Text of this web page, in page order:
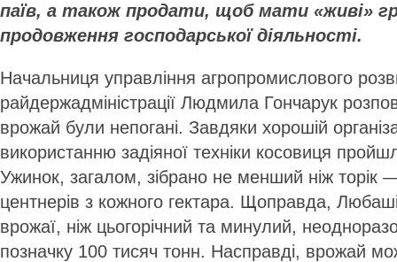
паїв, а також продати, щоб мати «живі»
продовження господарської діяльності.
Начальниця управління агропромислового
райдержадміністрації Людмила Гончарук
врожай були непогані. Завдяки хорошій
використанню задіяної техніки косовиця
Ужинок, загалом, зібрано не менший ніж торік
центнерів з кожного гектара. Щоправда,
врожаї, ніж цьогорічний та минулий,
позначку 100 тисяч тонн. Насправді, врожай